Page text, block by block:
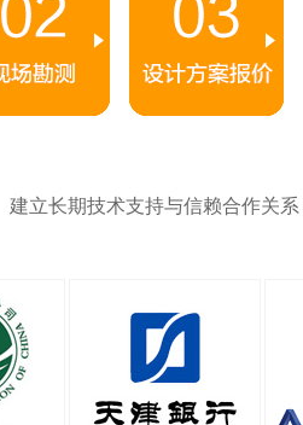
建立长期技术支持与信赖合作关系